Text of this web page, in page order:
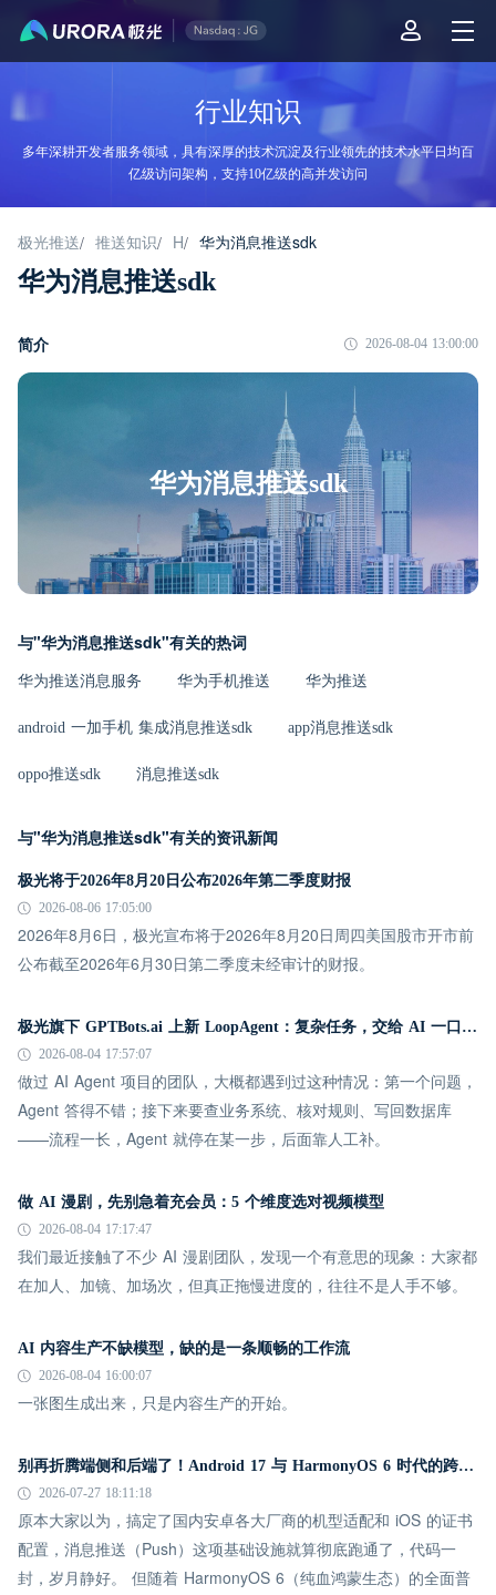
行业知识
多年深耕开发者服务领域，具有深厚的技术沉淀及行业领先的技术水平日均百
亿级访问架构，支持10亿级的高并发访问
极光推送/ 推送知识/ H/ 华为消息推送sdk
华为消息推送sdk
简介 2026-08-04 13:00:00
华为消息推送sdk
与"华为消息推送sdk"有关的热词
华为推送消息服务 华为手机推送 华为推送
android 一加手机 集成消息推送sdk app消息推送sdk
oppo推送sdk 消息推送sdk
与"华为消息推送sdk"有关的资讯新闻
极光将于2026年8月20日公布2026年第二季度财报
2026-08-06 17:05:00
2026年8月6日，极光宣布将于2026年8月20日周四美国股市开市前
公布截至2026年6月30日第二季度未经审计的财报。
极光旗下 GPTBots.ai 上新 LoopAgent：复杂任务，交给 AI 一口气跑完
2026-08-04 17:57:07
做过 AI Agent 项目的团队，大概都遇到过这种情况：第一个问题，
Agent 答得不错；接下来要查业务系统、核对规则、写回数据库
——流程一长，Agent 就停在某一步，后面靠人工补。
做 AI 漫剧，先别急着充会员：5 个维度选对视频模型
2026-08-04 17:17:47
我们最近接触了不少 AI 漫剧团队，发现一个有意思的现象：大家都
在加人、加镜、加场次，但真正拖慢进度的，往往不是人手不够。
AI 内容生产不缺模型，缺的是一条顺畅的工作流
2026-08-04 16:00:07
一张图生成出来，只是内容生产的开始。
别再折腾端侧和后端了！Android 17 与 HarmonyOS 6 时代的跨平台推送指南
2026-07-27 18:11:18
原本大家以为，搞定了国内安卓各大厂商的机型适配和 iOS 的证书
配置，消息推送（Push）这项基础设施就算彻底跑通了，代码一
封，岁月静好。 但随着 HarmonyOS 6（纯血鸿蒙生态）的全面普